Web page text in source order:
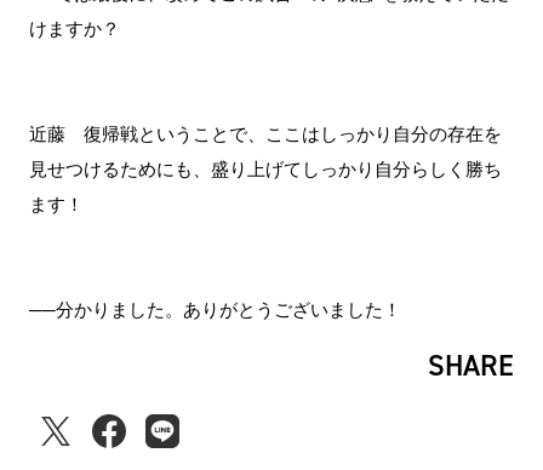
けますか？
近藤 復帰戦ということで、ここはしっかり自分の存在を
見せつけるためにも、盛り上げてしっかり自分らしく勝ち
ます！
──分かりました。ありがとうございました！
SHARE